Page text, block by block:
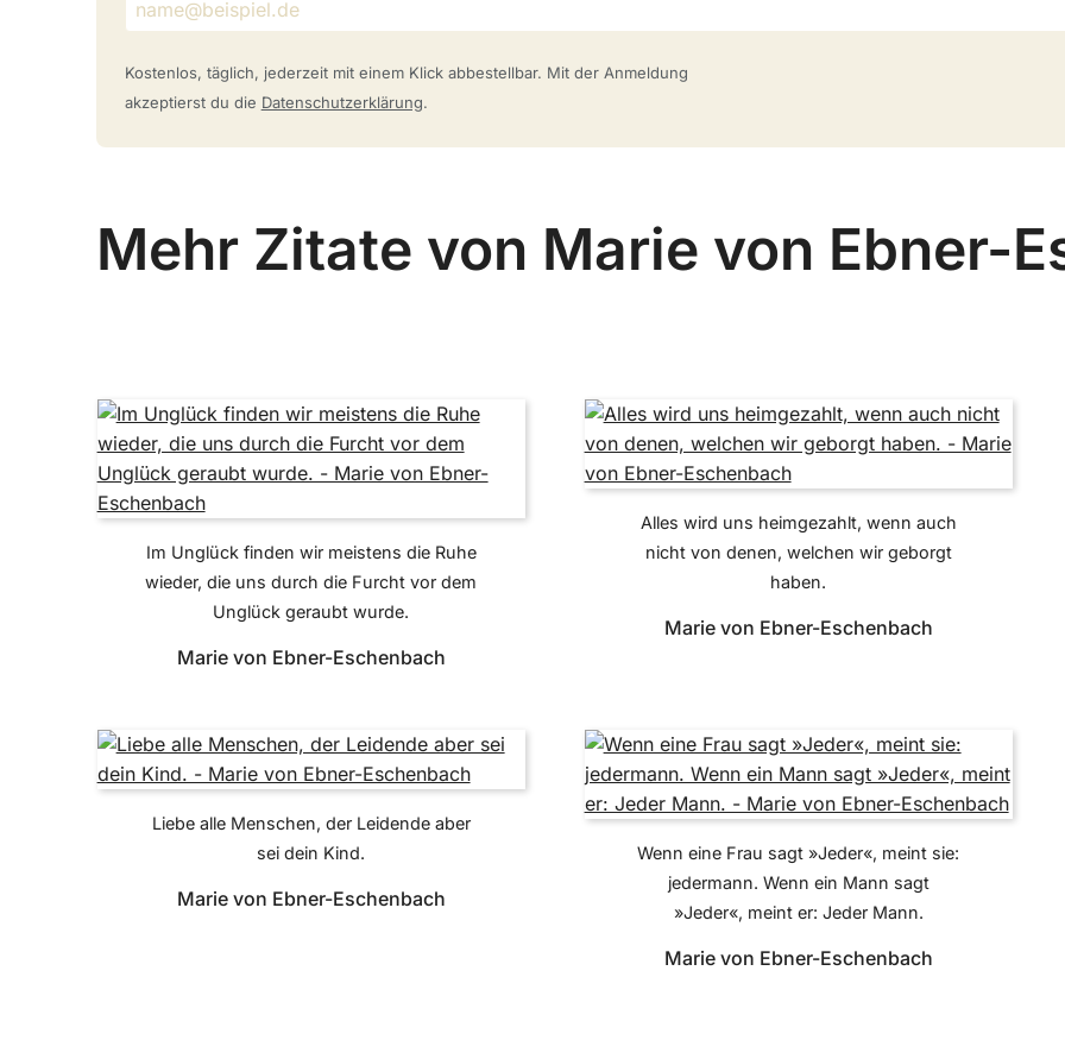
Kostenlos, täglich, jederzeit mit einem Klick abbestellbar. Mit der Anmeldung
akzeptierst du die Datenschutzerklärung.
Mehr Zitate von Marie von Ebner-
Im Unglück finden wir meistens die Ruhe
wieder, die uns durch die Furcht vor dem
Unglück geraubt wurde.
Marie von Ebner-Eschenbach
Alles wird uns heimgezahlt, wenn auch
nicht von denen, welchen wir geborgt
haben.
Marie von Ebner-Eschenbach
Liebe alle Menschen, der Leidende aber
sei dein Kind.
Marie von Ebner-Eschenbach
Wenn eine Frau sagt »Jeder«, meint sie:
jedermann. Wenn ein Mann sagt
»Jeder«, meint er: Jeder Mann.
Marie von Ebner-Eschenbach